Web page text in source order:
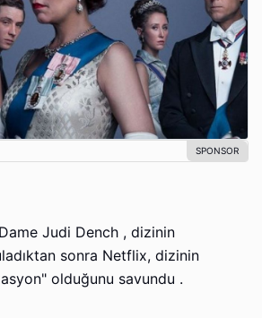
Judi Dench , dizinin
sonra Netflix, dizinin
olduğunu savundu .